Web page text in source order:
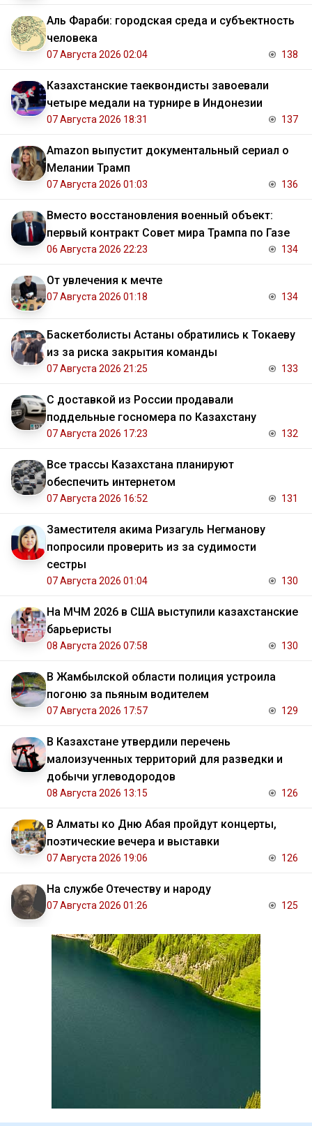
Аль Фараби: городская среда и субъектность
человека
07 Августа 2026 02:04 138
Казахстанские таеквондисты завоевали
четыре медали на турнире в Индонезии
07 Августа 2026 18:31 137
Amazon выпустит документальный сериал о
Мелании Трамп
07 Августа 2026 01:03 136
Вместо восстановления военный объект:
первый контракт Совет мира Трампа по Газе
06 Августа 2026 22:23 134
От увлечения к мечте
07 Августа 2026 01:18 134
Баскетболисты Астаны обратились к Токаеву
из за риска закрытия команды
07 Августа 2026 21:25 133
С доставкой из России продавали
поддельные госномера по Казахстану
07 Августа 2026 17:23 132
Все трассы Казахстана планируют
обеспечить интернетом
07 Августа 2026 16:52 131
Заместителя акима Ризагуль Негманову
попросили проверить из за судимости
сестры
07 Августа 2026 01:04 130
На МЧМ 2026 в США выступили казахстанские
барьеристы
08 Августа 2026 07:58 130
В Жамбылской области полиция устроила
погоню за пьяным водителем
07 Августа 2026 17:57 129
В Казахстане утвердили перечень
малоизученных территорий для разведки и
добычи углеводородов
08 Августа 2026 13:15 126
В Алматы ко Дню Абая пройдут концерты,
поэтические вечера и выставки
07 Августа 2026 19:06 126
На службе Отечеству и народу
07 Августа 2026 01:26 125